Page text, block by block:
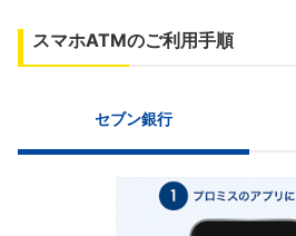
スマホATMのご利用手順
セブン銀行